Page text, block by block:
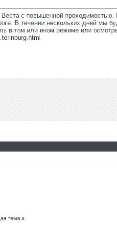
с повышенной
В течении нескольких дней мы
в том или ином режиме или
тема »